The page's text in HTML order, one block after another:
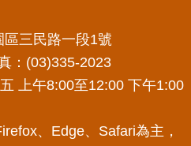
三民路一段1號
：(03)335-2023
上午8:00至12:00 下午1:00
、Edge、Safari為主，